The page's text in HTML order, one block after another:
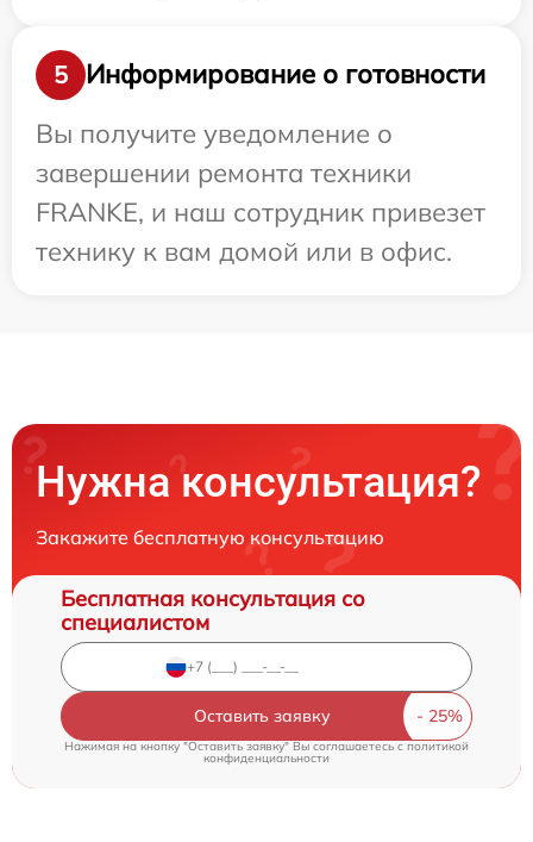
5
Информирование о готовности
Вы получите уведомление о
завершении ремонта техники
FRANKE, и наш сотрудник привезет
технику к вам домой или в офис.
Нужна консультация?
Закажите бесплатную консультацию
Бесплатная консультация со
специалистом
Оставить заявку
Нажимая на кнопку "Оставить заявку" Вы соглашаетесь cполитикой
конфиденциальности